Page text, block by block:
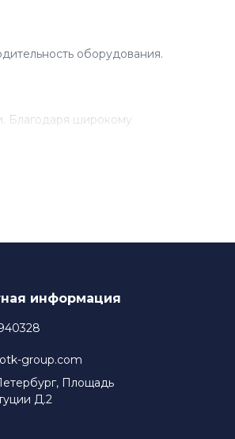
оборудования.
Благодаря широкому
информация
group.com
Площадь
Д.2